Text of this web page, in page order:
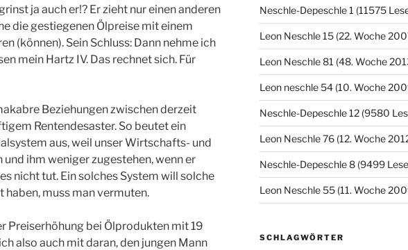
ja auch er!? Er zieht nur einen anderen
die gestiegenen Ölpreise mit einem
(können). Sein Schluss: Dann nehme ich
mein Hartz IV. Das rechnet sich. Für
Beziehungen zwischen derzeit
Rentendesaster. So beutet ein
aus, weil unser Wirtschafts- und
ihm weniger zugestehen, wenn er
nicht tut. Ein solches System will solche
muss man vermuten.
Preiserhöhung bei Ölprodukten mit 19
also auch mit daran, den jungen Mann
Neschle-Depeschle 1 (11575
Leon Neschle 15 (22. Woche
Leon Neschle 81 (48. Woche
Leon neschle 54 (10. Woche
Neschle-Depeschle 12 (9580
Leon Neschle 76 (12. Woche
Neschle-Depeschle 8 (9499
Leon Neschle 55 (11. Woche
SCHLAGWÖRTER